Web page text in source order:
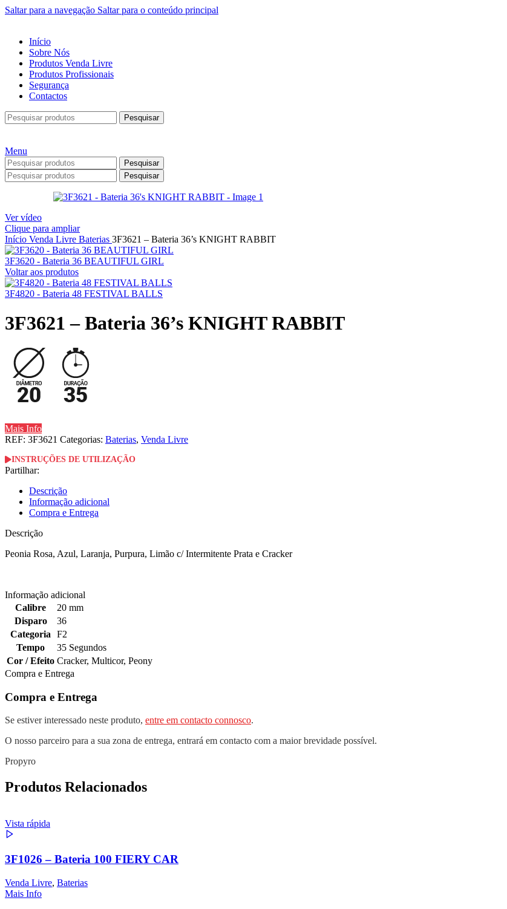
Saltar para a navegação Saltar para o conteúdo principal
Início
Sobre Nós
Produtos Venda Livre
Produtos Profissionais
Segurança
Contactos
Pesquisar
Menu
Pesquisar
Pesquisar
Ver vídeo
Clique para ampliar
Início Venda Livre Baterias 3F3621 – Bateria 36’s KNIGHT RABBIT
3F3620 - Bateria 36 BEAUTIFUL GIRL
Voltar aos produtos
3F4820 - Bateria 48 FESTIVAL BALLS
3F3621 – Bateria 36’s KNIGHT RABBIT
Mais Info
REF: 3F3621 Categorias: Baterias, Venda Livre
INSTRUÇÕES DE UTILIZAÇÃO
Partilhar:
Descrição
Informação adicional
Compra e Entrega
Descrição
Peonia Rosa, Azul, Laranja, Purpura, Limão c/ Intermitente Prata e Cracker
Informação adicional
Calibre
20 mm
Disparo
36
Categoria
F2
Tempo
35 Segundos
Cor / Efeito Cracker, Multicor, Peony
Compra e Entrega
Compra e Entrega
Se estiver interessado neste produto, entre em contacto connosco.
O nosso parceiro para a sua zona de entrega, entrará em contacto com a maior brevidade possível.
Propyro
Produtos Relacionados
Vista rápida
3F1026 – Bateria 100 FIERY CAR
Venda Livre, Baterias
Mais Info